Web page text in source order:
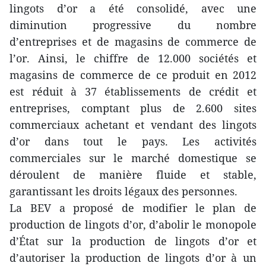
lingots d’or a été consolidé, avec une
diminution progressive du nombre
d’entreprises et de magasins de commerce de
l’or. Ainsi, le chiffre de 12.000 sociétés et
magasins de commerce de ce produit en 2012
est réduit à 37 établissements de crédit et
entreprises, comptant plus de 2.600 sites
commerciaux achetant et vendant des lingots
d’or dans tout le pays. Les activités
commerciales sur le marché domestique se
déroulent de manière fluide et stable,
garantissant les droits légaux des personnes.
La BEV a proposé de modifier le plan de
production de lingots d’or, d’abolir le monopole
d’État sur la production de lingots d’or et
d’autoriser la production de lingots d’or à un